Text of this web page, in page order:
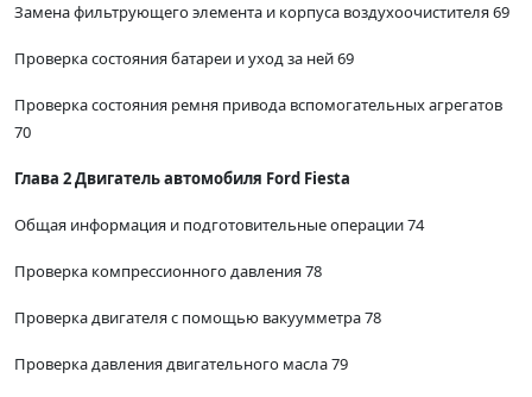
Замена фильтрующего элемента и корпуса воздухоочистителя 69
Проверка состояния батареи и уход за ней 69
Проверка состояния ремня привода вспомогательных агрегатов
70
Глава 2 Двигатель автомобиля Ford Fiesta
Общая информация и подготовительные операции 74
Проверка компрессионного давления 78
Проверка двигателя с помощью вакуумметра 78
Проверка давления двигательного масла 79